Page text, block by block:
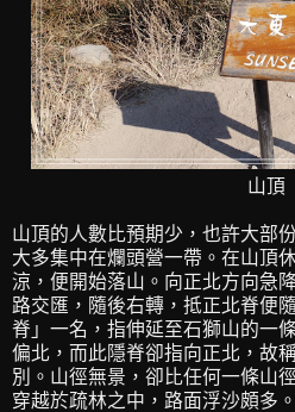
山頂
山頂的人數比預期少，也許大部
大多集中在爛頭營一帶。在山頂
涼，便開始落山。向正北方向急
路交匯，隨後右轉，抵正北脊便
脊」一名，指伸延至石獅山的一
偏北，而此隱脊卻指向正北，故
別。山徑無景，卻比任何一條山
穿越於疏林之中，路面浮沙頗多